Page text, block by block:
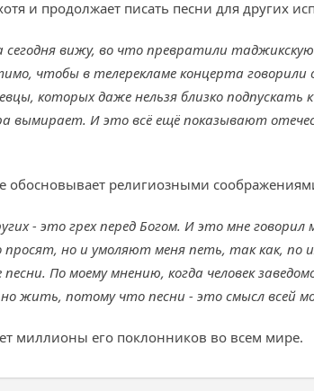
и продолжает писать песни для других
вижу, во что превратили
чтобы в телерекламе концерта
которых даже нельзя близко подпускать
вымирает. И это всё ещё показывают
обосновывает религиозными
- это грех перед Богом. И это мне говорил
но и умоляют меня петь, так как, по
По моему мнению, когда человек
жить, потому что песни - это смысл всей
миллионы его поклонников во всем мире.